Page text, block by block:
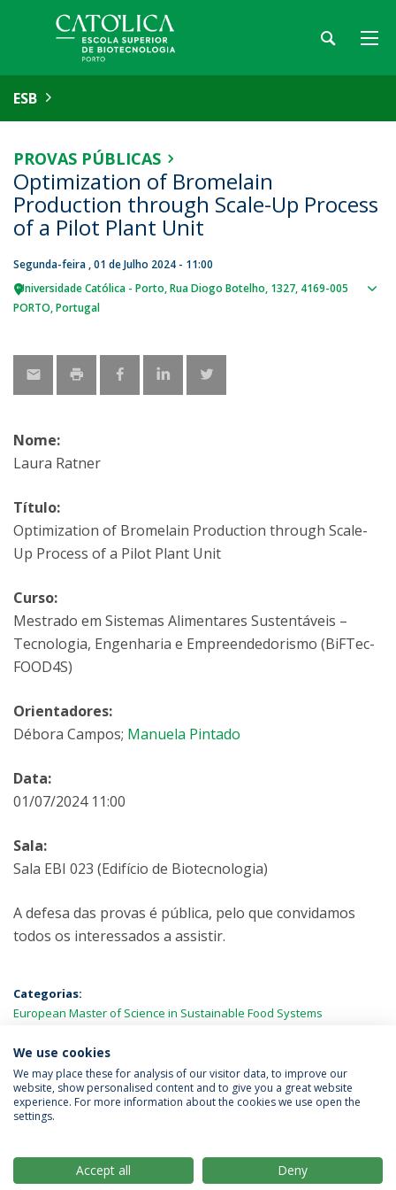
ESB
PROVAS PÚBLICAS
Optimization of Bromelain
Production through Scale-Up Process
of a Pilot Plant Unit
Segunda-feira , 01 de Julho 2024 - 11:00
Universidade Católica - Porto Rua Diogo Botelho, 1327 4169-005
PORTO Portugal
Nome:
Laura Ratner
Título:
Optimization of Bromelain Production through Scale-
Up Process of a Pilot Plant Unit
Curso:
Mestrado em Sistemas Alimentares Sustentáveis –
Tecnologia, Engenharia e Empreendedorismo (BiFTec-
FOOD4S)
Orientadores:
Débora Campos; Manuela Pintado
Data:
01/07/2024 11:00
Sala:
Sala EBI 023 (Edifício de Biotecnologia)
A defesa das provas é pública, pelo que convidamos
todos os interessados a assistir.
Categorias:
European Master of Science in Sustainable Food Systems
Públicas
Política de Privacidade
Termos & Condições
We use cookies
We may place these for analysis of our visitor data, to improve our
website, show personalised content and to give you a great website
experience. For more information about the cookies we use open the
settings.
Accept all Deny